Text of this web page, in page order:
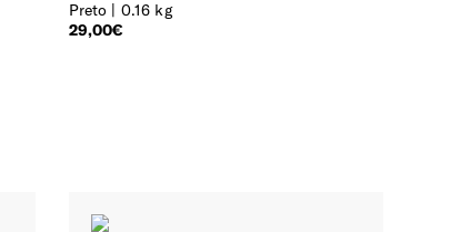
Preto
0.16 kg
29,00€